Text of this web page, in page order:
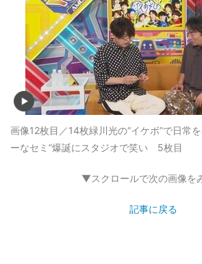
画像12枚目／14枚緑川光の“イケボ”で日常
ーなセミ”爆誕にスタジオで笑い 5枚目
▼スクロールで次の画像を
記事に戻る